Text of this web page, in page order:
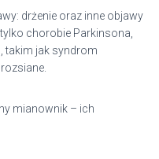
drżenie oraz inne objawy
chorobie Parkinsona,
takim jak syndrom
mianownik – ich